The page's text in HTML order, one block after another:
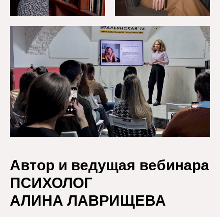
Автор и ведущая вебинара
ПСИХОЛОГ
АЛИНА ЛАВРИЩЕВА